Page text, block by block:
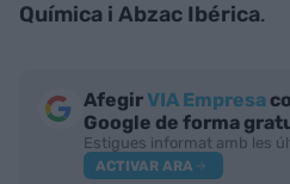
Química i Abzac Ibérica.
AfegirVIA Empresa
Google de forma
Estigues informat amb les
ACTIVAR ARA